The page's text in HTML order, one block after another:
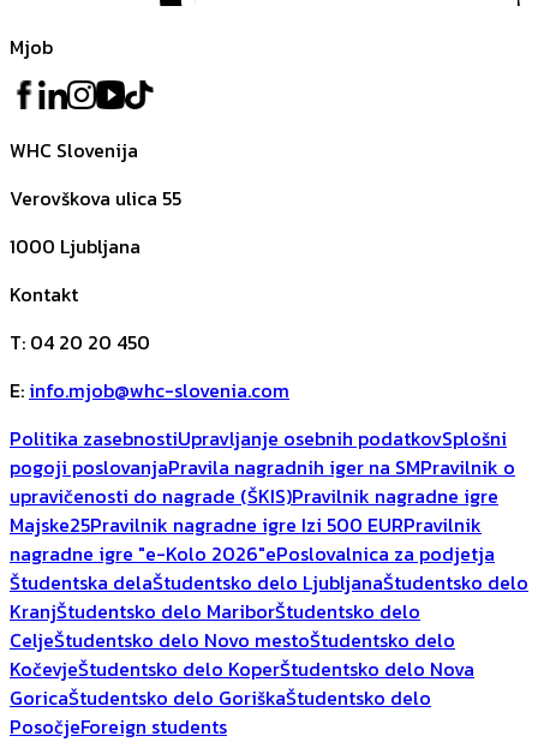
Mjob
WHC Slovenija
Verovškova ulica 55
1000 Ljubljana
Kontakt
T: 04 20 20 450
E: info.mjob@whc-slovenia.com
Politika zasebnostiUpravljanje osebnih podatkovSplošni
pogoji poslovanjaPravila nagradnih iger na SMPravilnik o
upravičenosti do nagrade (ŠKIS)Pravilnik nagradne igre
Majske25Pravilnik nagradne igre Izi 500 EURPravilnik
nagradne igre "e-Kolo 2026"ePoslovalnica za podjetja
Študentska delaŠtudentsko delo LjubljanaŠtudentsko delo
KranjŠtudentsko delo MariborŠtudentsko delo
CeljeŠtudentsko delo Novo mestoŠtudentsko delo
KočevjeŠtudentsko delo KoperŠtudentsko delo Nova
GoricaŠtudentsko delo GoriškaŠtudentsko delo
PosočjeForeign students